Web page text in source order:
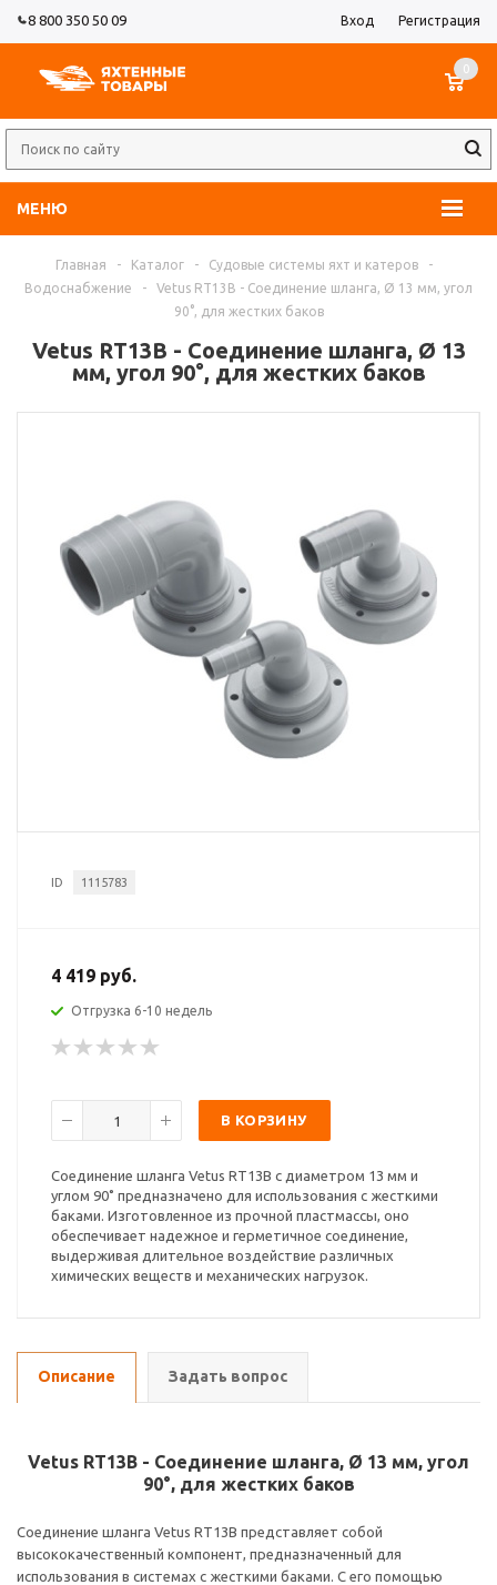
8 800 350 50 09 Вход Регистрация
МЕНЮ
0
Главная - Каталог - Судовые системы яхт и катеров
-
Водоснабжение
-
Vetus RT13B - Соединение шланга, Ø 13 мм, угол
90°, для жестких баков
Vetus RT13B - Соединение шланга, Ø 13
мм, угол 90°, для жестких баков
ID 1115783
4 419 руб.
Отгрузка 6-10 недель
В КОРЗИНУ
Соединение шланга Vetus RT13B с диаметром 13 мм и
углом 90˚ предназначено для использования с жесткими
баками. Изготовленное из прочной пластмассы, оно
обеспечивает надежное и герметичное соединение,
выдерживая длительное воздействие различных
химических веществ и механических нагрузок.
Описание Задать вопрос
Vetus RT13B - Соединение шланга, Ø 13 мм, угол
90°, для жестких баков
Соединение шланга Vetus RT13B представляет собой
высококачественный компонент, предназначенный для
использования в системах с жесткими баками. С его помощью